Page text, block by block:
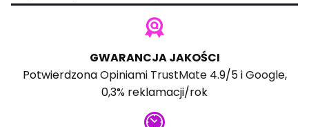
GWARANCJA JAKOŚCI
PotwierdzonaOpiniami TrustMate4.9/5 iGoogle,
0,3% reklamacji/rok